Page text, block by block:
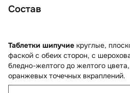
Состав
Таблетки шипучие круглые,
фаской с обеих сторон, с
бледно-желтого до желтого
оранжевых точечных вкраплений.